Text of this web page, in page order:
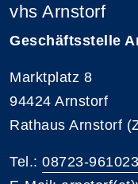
vhs Arnstorf
Geschäftsstelle
Marktplatz 8
94424 Arnstorf
Rathaus Arnstorf
Tel.: 08723-961023